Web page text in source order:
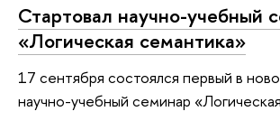
Стартовал научно-учебный
«Логическая семантика»
17 сентября состоялся первый в
научно-учебный семинар